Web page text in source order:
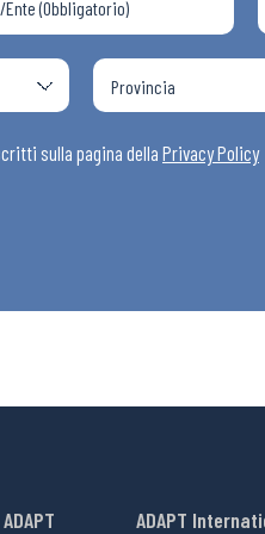
sulla pagina della Privacy Policy
ADAPT